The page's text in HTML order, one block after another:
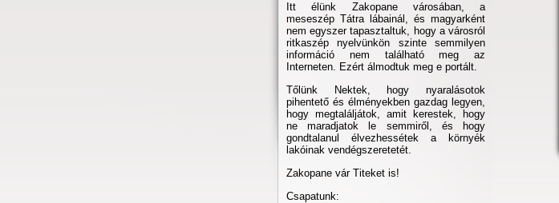
Itt élünk Zakopane városában, a
meseszép Tátra lábainál, és magyarként
nem egyszer tapasztaltuk, hogy a városról
ritkaszép nyelvünkön szinte semmilyen
információ nem található meg az
Interneten. Ezért álmodtuk meg e portált.
Tőlünk Nektek, hogy nyaralásotok
pihentető és élményekben gazdag legyen,
hogy megtaláljátok, amit kerestek, hogy
ne maradjatok le semmiről, és hogy
gondtalanul élvezhessétek a környék
lakóinak vendégszeretetét.
Zakopane vár Titeket is!
Csapatunk: